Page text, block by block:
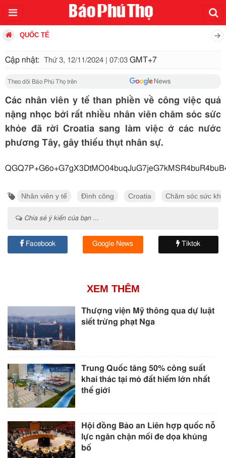
QUỐC TẾ
Cập nhật: Thứ 3, 12/11/2024 | 07:03 GMT+7
Theo dõi Báo Phú Thọ trên
Các nhân viên y tế than phiền về công việc quá
nặng nhọc bởi rất nhiều nhân viên chăm sóc sức
khỏe đã rời Croatia sang làm việc ở các nước
phương Tây, gây thiếu thụt nhân sự.
Nhân viên y tế Đình công Croatia Chăm sóc sức
Chia sẻ ý kiến của bạn ...
Facebook Google News Tiktok
XEM THÊM
Thượng viện Mỹ thông qua dự luật
siết trừng phạt Nga
Trung Quốc tăng 50% công suất
khai thác tại mỏ đất hiếm lớn nhất
thế giới
Hội đồng Bảo an Liên hợp quốc nỗ
lực ngăn chặn mối đe dọa khủng
bố